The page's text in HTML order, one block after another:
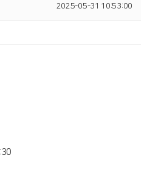
2025-05-31 10:53:00